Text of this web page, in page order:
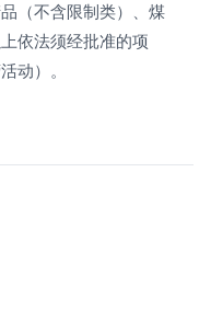
（不含限制类）、煤
依法须经批准的项
动）。